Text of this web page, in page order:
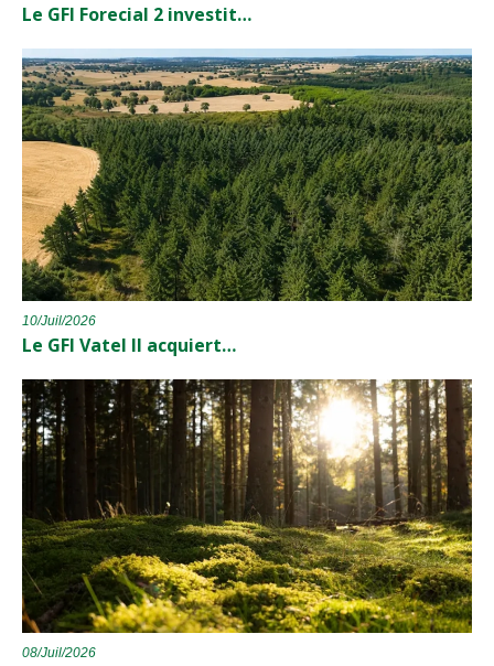
Le GFI Forecial 2 investit…
10/Juil/2026
Le GFI Vatel II acquiert…
08/Juil/2026